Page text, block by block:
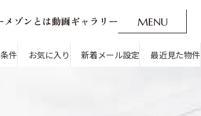
メ ゾン とは動画ギャ ラ リ ー MENU
O
最近見た物件 CLOSE
件 お気に入り 新着メール設定 最近見た物件